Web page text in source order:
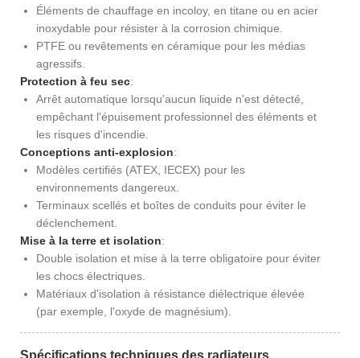
Éléments de chauffage en incoloy, en titane ou en acier
inoxydable pour résister à la corrosion chimique.
PTFE ou revêtements en céramique pour les médias
agressifs.
Protection à feu sec:
Arrêt automatique lorsqu'aucun liquide n'est détecté,
empêchant l'épuisement professionnel des éléments et
les risques d'incendie.
Conceptions anti-explosion:
Modèles certifiés (ATEX, IECEX) pour les
environnements dangereux.
Terminaux scellés et boîtes de conduits pour éviter le
déclenchement.
Mise à la terre et isolation:
Double isolation et mise à la terre obligatoire pour éviter
les chocs électriques.
Matériaux d'isolation à résistance diélectrique élevée
(par exemple, l'oxyde de magnésium).
Spécifications techniques des radiateurs